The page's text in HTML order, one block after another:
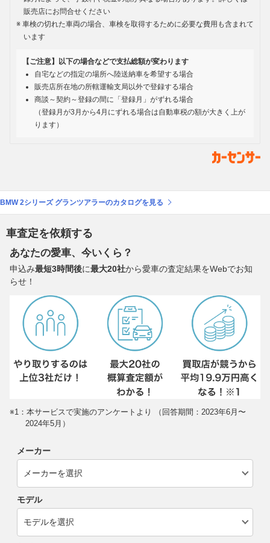
販売店にお問合せください
車検の切れた車両の場合、車検を取得するために必要な費用も含まれて
います
【ご注意】以下の場合などで支払総額が変わります
自宅などの指定の場所へ陸送納車を希望する場合
販売店所在地の所轄運輸支局以外で登録する場合
商談～契約～登録の間に「登録月」がずれる場合
（登録月が3月から4月にずれる場合は自動車税の額が大きく上が
ります）
BMW 2シリーズ グランツアラーのカタログを見る
車査定を依頼する
あなたの愛車、今いくら？
申込み最短3時間後に最大20社から愛車の査定結果をWebでお知
らせ！
※1：本サービスで実施のアンケートより （回答期間：2023年6月〜
2024年5月）
メーカー
モデル